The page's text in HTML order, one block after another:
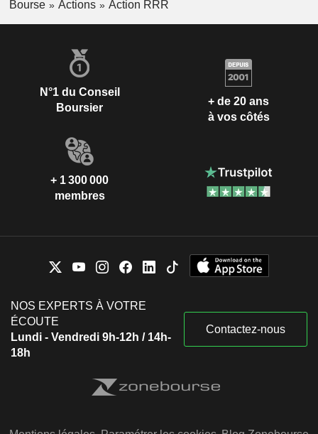
Bourse Actions Action RRR
N°1 du Conseil
Boursier
+ de 20 ans
à vos côtés
+ 1 300 000
membres
NOS EXPERTS À VOTRE
ÉCOUTE
Lundi - Vendredi 9h-12h / 14h-
18h
Contactez-nous